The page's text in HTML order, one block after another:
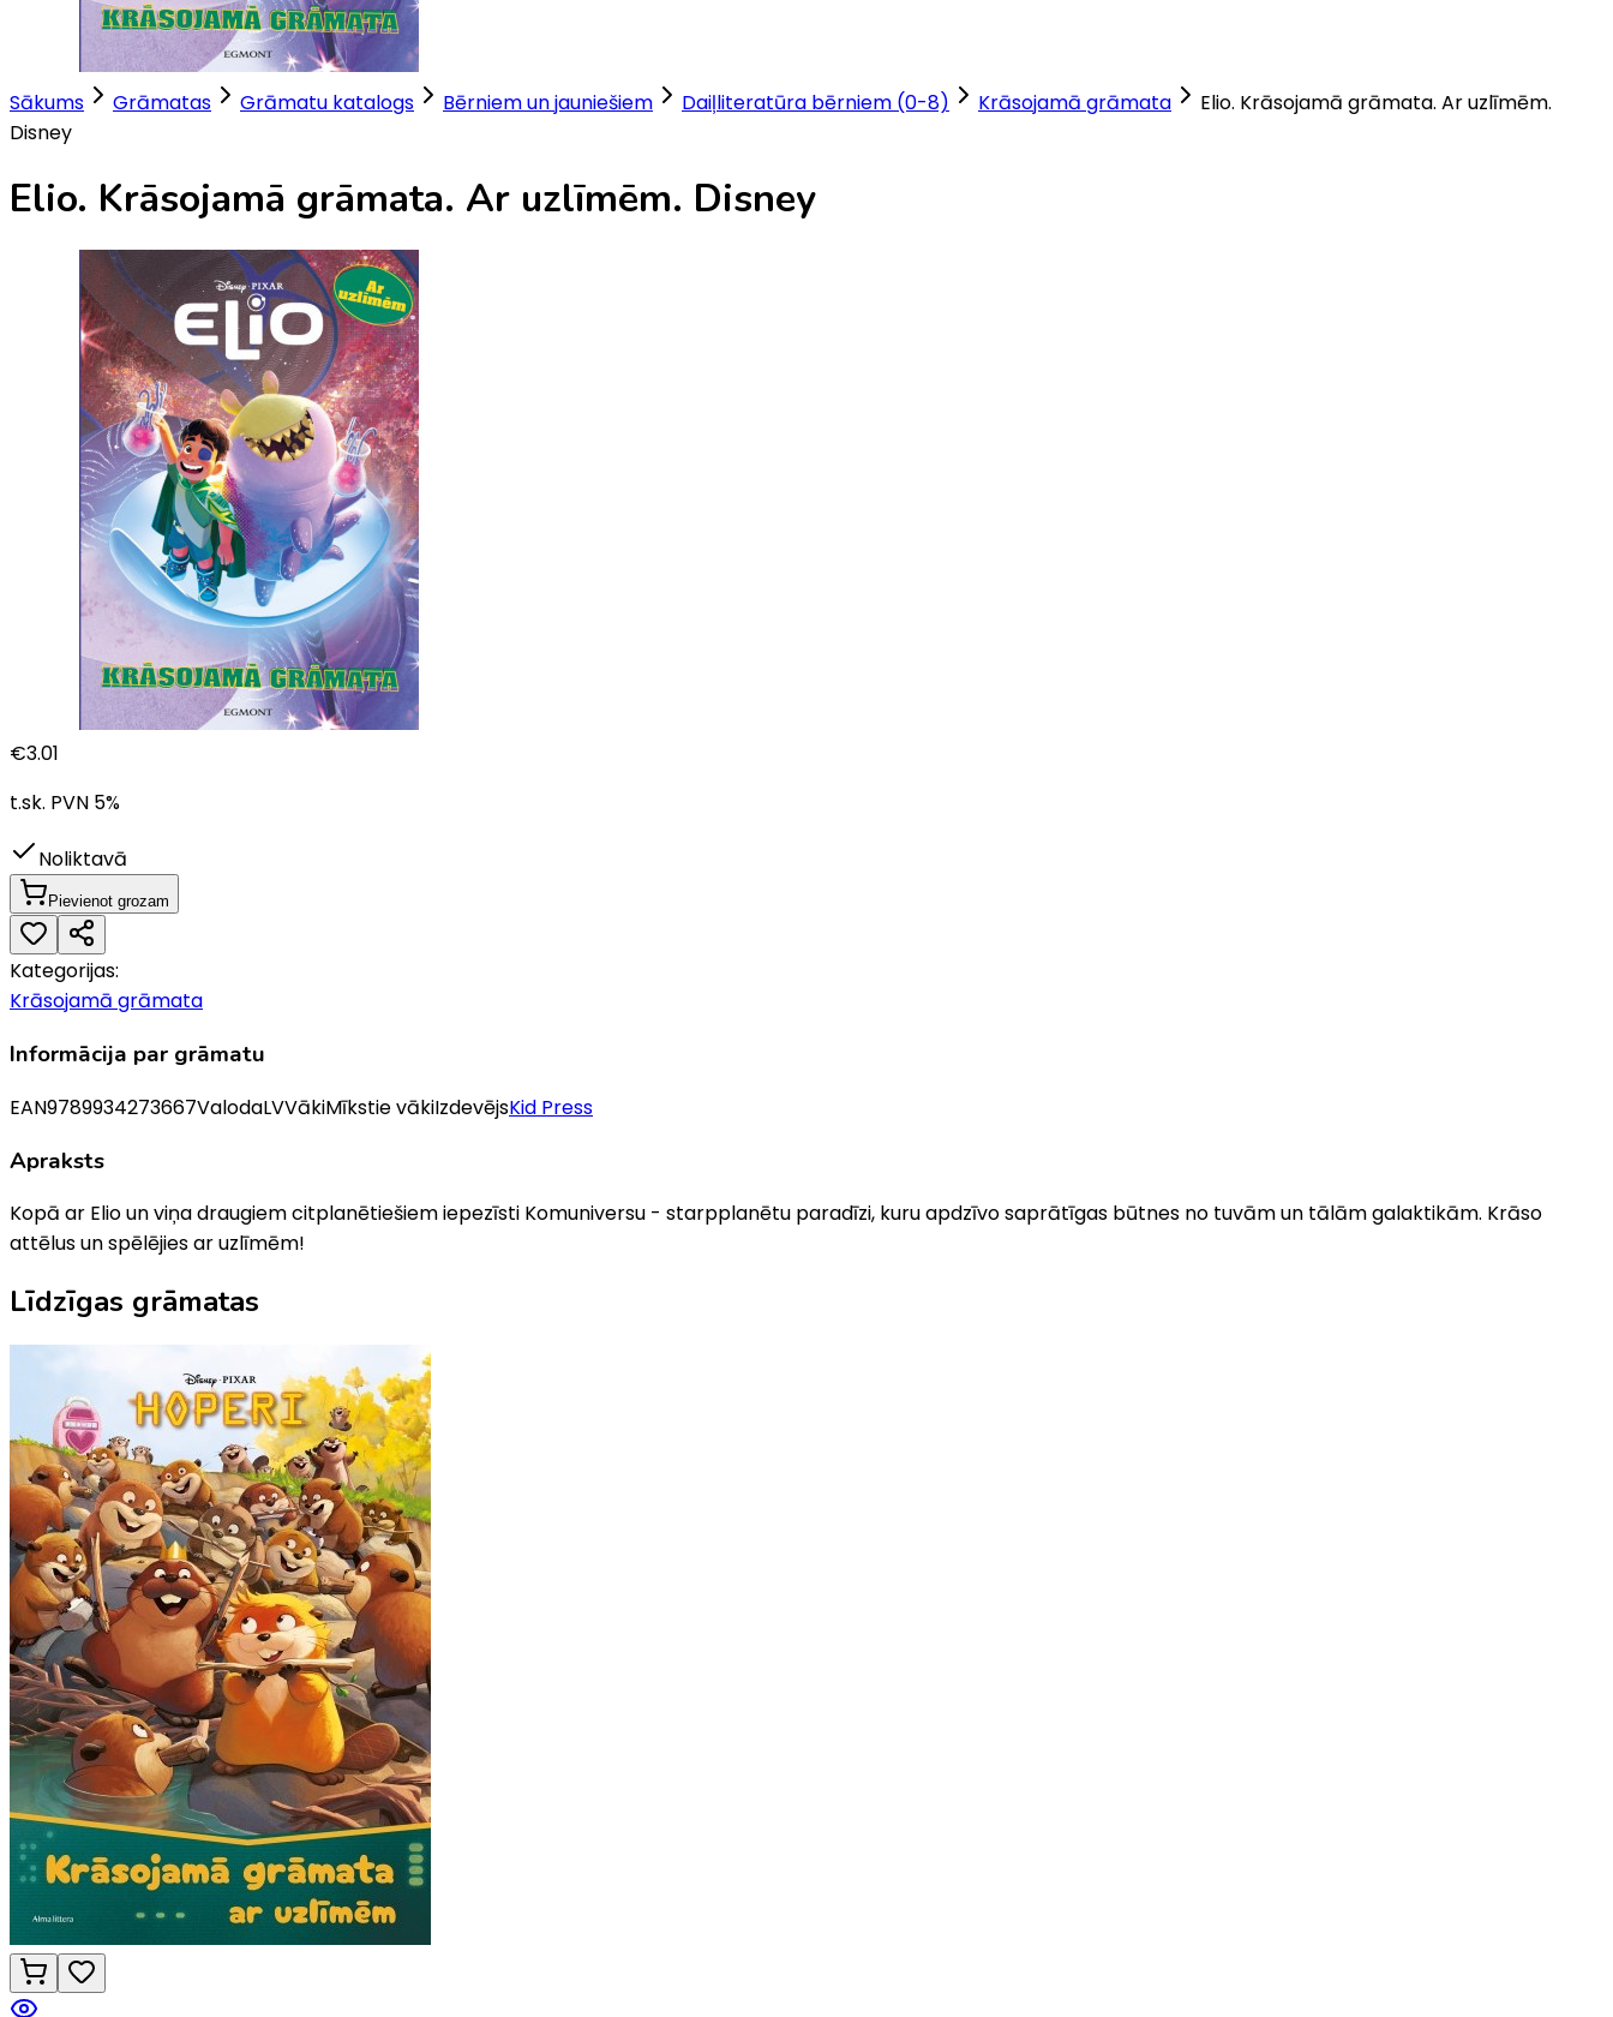
Sākums Grāmatas Grāmatu katalogs Bērniem un jauniešiem Daiļliteratūra bērniem (0-8) Krāsojamā grāmata
Elio. Krāsojamā grāmata. Ar uzlīmēm.
Disney
Elio. Krāsojamā grāmata. Ar uzlīmēm. Disney
€3.01
t.sk. PVN 5%
Noliktavā
Pievienot grozam
Kategorijas:
Krāsojamā grāmata
Informācija par grāmatu
EAN9789934273667ValodaLVVākiMīkstie vākiIzdevējsKid Press
Apraksts
Kopā ar Elio un viņa draugiem citplanētiešiem iepezīsti Komuniversu - starpplanētu paradīzi, kuru apdzīvo saprātīgas būtnes no tuvām un tālām galaktikām. Krāso
attēlus un spēlējies ar uzlīmēm!
Līdzīgas grāmatas